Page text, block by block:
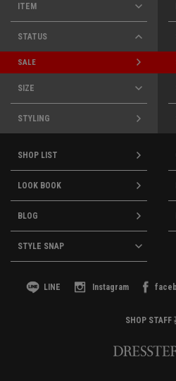
ITEM
STATUS
SALE
SIZE
STYLING
SHOP LIST
LOOK BOOK
BLOG
STYLE SNAP
LINE Instagram
SHOP STAFF